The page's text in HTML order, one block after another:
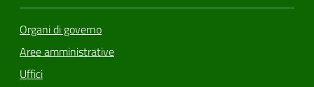
Organi di governo
Aree amministrative
Uffici